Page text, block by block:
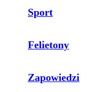
Sport
Felietony
Zapowiedzi